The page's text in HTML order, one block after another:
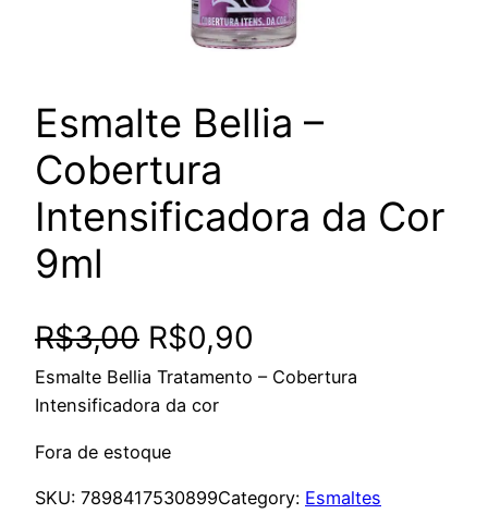
Esmalte Bellia –
Cobertura
Intensificadora da Cor
9ml
R$3,00 O
p
e
R$0,90
p
Esmalte Bellia Tratamento – Cobertura
Intensificadora da cor
Fora de estoque
SKU: 7898417530899Category: Esmaltes